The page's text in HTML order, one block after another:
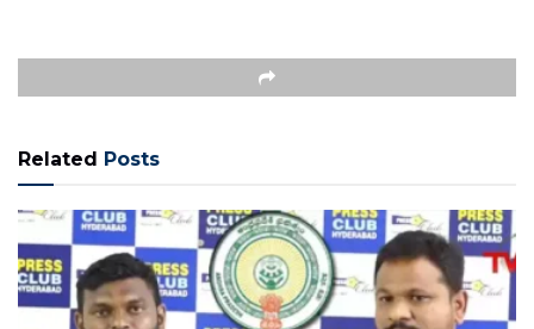
Related Posts